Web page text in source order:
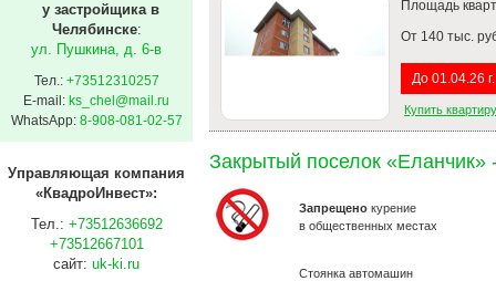
у застройщика в
Челябинске:
ул. Пушкина, д. 6-в
Тел.: +73512310257
E-mail: ks_chel@mail.ru
WhatsApp: 8-908-081-02-57
Управляющая компания
«КвадроИнвест»:
Тел.: +73512636692
+73512667101
сайт: uk-ki.ru
Площадь
От 140 тыс.
До 01.04.26
Купить
Закрытый поселок «Еланчик»
Запрещено курение
в общественных местах
Стоянка автомашин